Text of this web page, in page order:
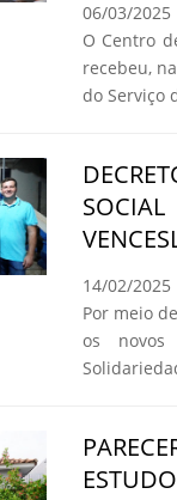
06/03/2025
O Centro
recebeu,
do Serviço
14/02/2025
Por meio
os novos